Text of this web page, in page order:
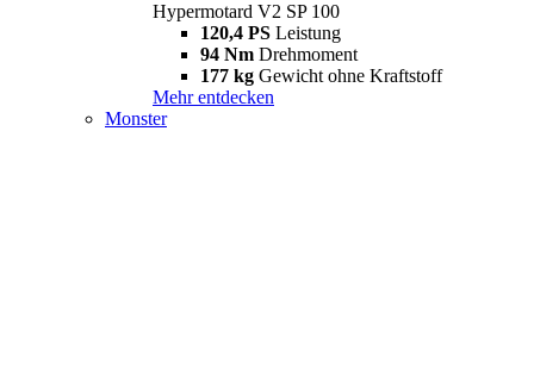
Hypermotard V2 SP 100
120,4 PS Leistung
94 Nm Drehmoment
177 kg Gewicht ohne Kraftstoff
Mehr entdecken
Monster